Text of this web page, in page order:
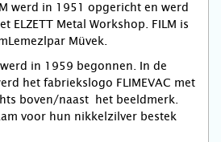
werd in 1951 opgericht en werd
ELZETT Metal Workshop. FILM is
Müvek.
in 1959 begonnen. In de
het fabriekslogo FLIMEVAC met
boven/naast het beeldmerk.
voor hun nikkelzilver bestek